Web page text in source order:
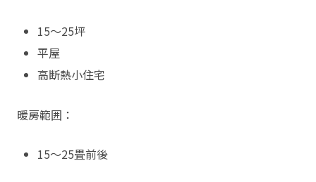
15〜25坪
平屋
高断熱小住宅
暖房範囲：
15〜25畳前後